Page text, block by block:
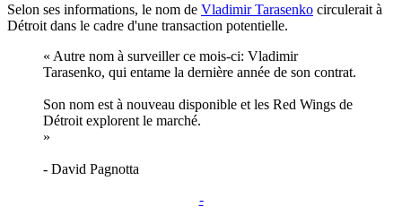
Selon ses informations, le nom de Vladimir Tarasenko circulerait à
Détroit dans le cadre d'une transaction potentielle.
« Autre nom à surveiller ce mois-ci: Vladimir
Tarasenko, qui entame la dernière année de son contrat.
Son nom est à nouveau disponible et les Red Wings de
Détroit explorent le marché.
»
- David Pagnotta
-